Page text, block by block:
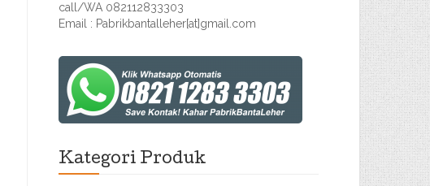
call/WA 082112833303
Email : Pabrikbantalleher[at]gmail.com
Kategori Produk